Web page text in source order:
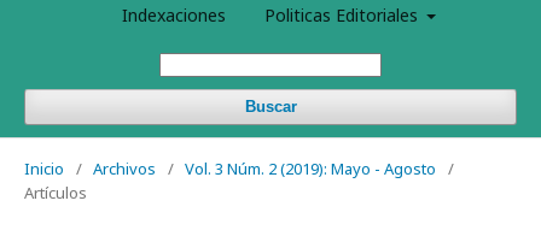
Indexaciones Politicas Editoriales
Buscar
Inicio / Archivos / Vol. 3 Núm. 2 (2019): Mayo - Agosto
/
Artículos